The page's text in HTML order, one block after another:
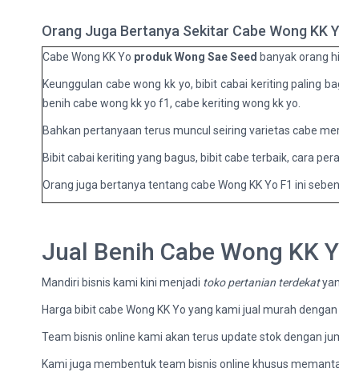
Orang Juga Bertanya Sekitar Cabe Wong KK
Cabe Wong KK Yo produk Wong Sae Seed banyak orang
Keunggulan cabe wong kk yo, bibit cabai keriting paling
benih cabe wong kk yo f1, cabe keriting wong kk yo.
Bahkan pertanyaan terus muncul seiring varietas cabe
Bibit cabai keriting yang bagus, bibit cabe terbaik, cara
Orang juga bertanya tentang cabe Wong KK Yo F1 ini
Jual Benih Cabe Wong KK
Mandiri bisnis kami kini menjadi toko pertanian terdekat
Harga bibit cabe Wong KK Yo yang kami jual murah
Team bisnis online kami akan terus update stok dengan
Kami juga membentuk team bisnis online khusus